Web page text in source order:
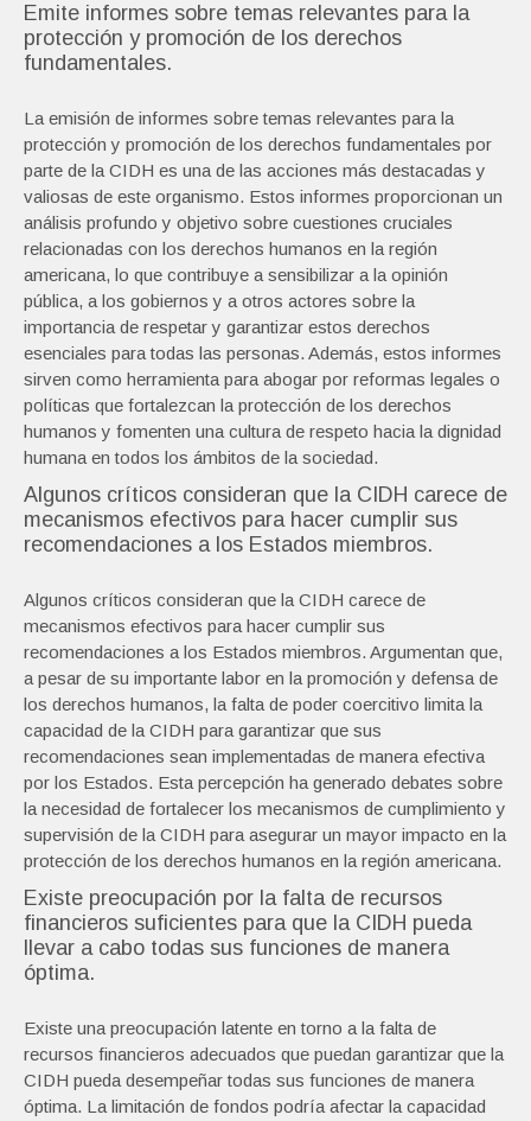
Emite informes sobre temas relevantes para la
protección y promoción de los derechos
fundamentales.
La emisión de informes sobre temas relevantes para la
protección y promoción de los derechos fundamentales por
parte de la CIDH es una de las acciones más destacadas y
valiosas de este organismo. Estos informes proporcionan un
análisis profundo y objetivo sobre cuestiones cruciales
relacionadas con los derechos humanos en la región
americana, lo que contribuye a sensibilizar a la opinión
pública, a los gobiernos y a otros actores sobre la
importancia de respetar y garantizar estos derechos
esenciales para todas las personas. Además, estos informes
sirven como herramienta para abogar por reformas legales o
políticas que fortalezcan la protección de los derechos
humanos y fomenten una cultura de respeto hacia la dignidad
humana en todos los ámbitos de la sociedad.
Algunos críticos consideran que la CIDH carece de
mecanismos efectivos para hacer cumplir sus
recomendaciones a los Estados miembros.
Algunos críticos consideran que la CIDH carece de
mecanismos efectivos para hacer cumplir sus
recomendaciones a los Estados miembros. Argumentan que,
a pesar de su importante labor en la promoción y defensa de
los derechos humanos, la falta de poder coercitivo limita la
capacidad de la CIDH para garantizar que sus
recomendaciones sean implementadas de manera efectiva
por los Estados. Esta percepción ha generado debates sobre
la necesidad de fortalecer los mecanismos de cumplimiento y
supervisión de la CIDH para asegurar un mayor impacto en la
protección de los derechos humanos en la región americana.
Existe preocupación por la falta de recursos
financieros suficientes para que la CIDH pueda
llevar a cabo todas sus funciones de manera
óptima.
Existe una preocupación latente en torno a la falta de
recursos financieros adecuados que puedan garantizar que la
CIDH pueda desempeñar todas sus funciones de manera
óptima. La limitación de fondos podría afectar la capacidad